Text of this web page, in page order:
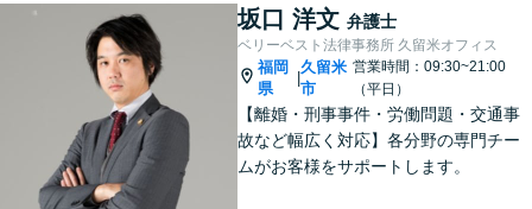
坂口 洋文 弁護士
ベリーベスト法律事務所 久留米オフィス
福岡
県
|
久留米
市
営業時間：09:30~21:00
（平日）
【離婚・刑事事件・労働問題・交通事
故など幅広く対応】各分野の専門チー
ムがお客様をサポートします。